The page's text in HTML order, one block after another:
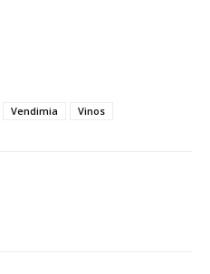
Vendimia Vinos